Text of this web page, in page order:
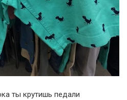
ты крутишь педали